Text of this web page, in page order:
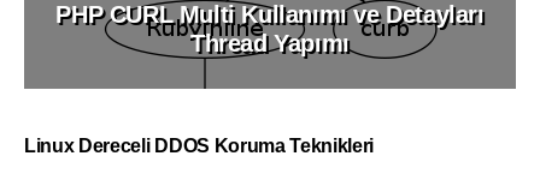
PHP CURL Multi Kullanımı ve Detayları
Thread Yapımı
Linux Dereceli DDOS Koruma Teknikleri